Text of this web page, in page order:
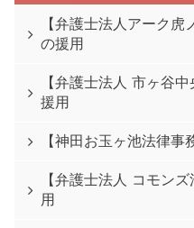
【弁護士法人アーク
の援用
【弁護士法人 市ヶ谷
援用
【神田お玉ヶ池法律
【弁護士法人 コモン
用